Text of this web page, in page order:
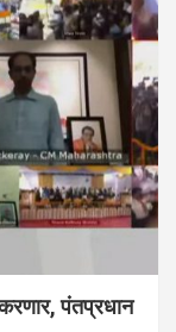
पंतप्रधान